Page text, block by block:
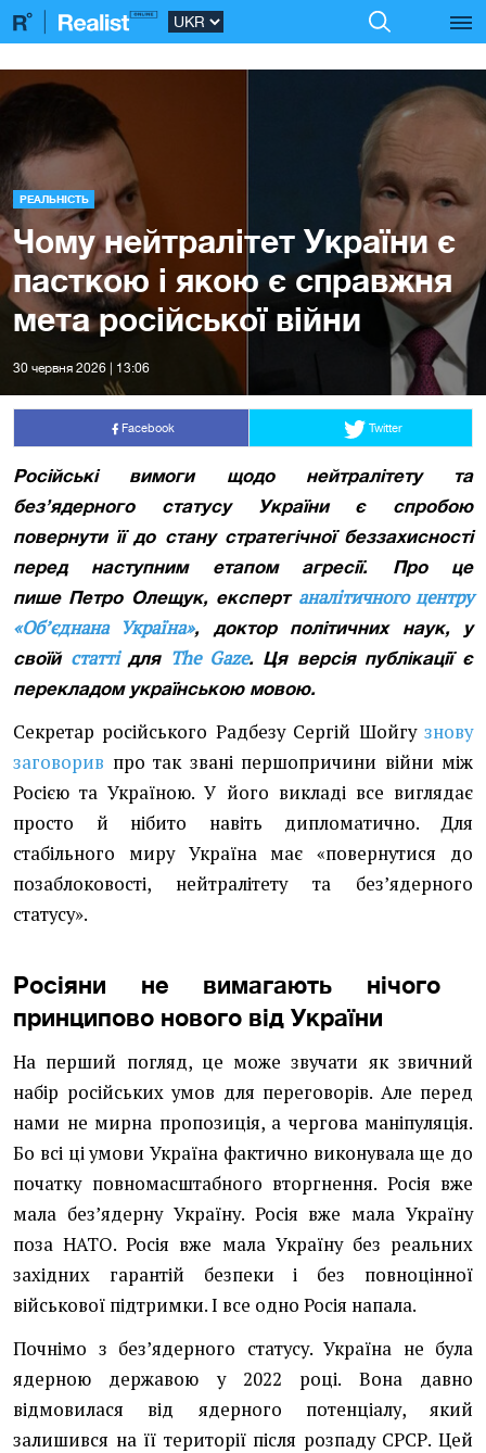
РЕАЛЬНІСТЬ
Чому нейтралітет України є
пасткою і якою є справжня
мета російської війни
30 червня 2026 | 13:06
Facebook Twitter
Російські вимоги щодо нейтралітету та
без’ядерного статусу України є спробою
повернути її до стану стратегічної беззахисності
перед наступним етапом агресії. Про це
пише Петро Олещук, експерт аналітичного центру
«Об’єднана Україна», доктор політичних наук,
у
своїй статтідля The Gaze. Ця версія публікації є
перекладом українською мовою.
Секретар російського Радбезу Сергій Шойгу знову
заговорив про так звані першопричини війни між
Росією та Україною. У його викладі все виглядає
просто й нібито навіть дипломатично. Для
стабільного миру Україна має «повернутися до
позаблоковості, нейтралітету та без’ядерного
статусу».
Росіяни не вимагають нічого
принципово нового від України
На перший погляд, це може звучати як звичний
набір російських умов для переговорів. Але перед
нами не мирна пропозиція, а чергова маніпуляція.
Бо всі ці умови Україна фактично виконувала ще до
початку повномасштабного вторгнення. Росія вже
мала без’ядерну Україну. Росія вже мала Україну
поза НАТО. Росія вже мала Україну без реальних
західних гарантій безпеки і без повноцінної
військової підтримки. І все одно Росія напала.
Почнімо з без’ядерного статусу. Україна не була
ядерною державою у 2022 році. Вона давно
відмовилася від ядерного потенціалу, який
залишився на її території після розпаду СРСР. Цей